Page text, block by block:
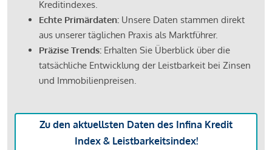
Kreditindexes.
Echte Primärdaten: Unsere Daten stammen direkt
aus unserer täglichen Praxis als Marktführer.
Präzise Trends: Erhalten Sie Überblick über die
tatsächliche Entwicklung der Leistbarkeit bei Zinsen
und Immobilienpreisen.
Zu den aktuellsten Daten des Infina Kredit
Index & Leistbarkeitsindex!